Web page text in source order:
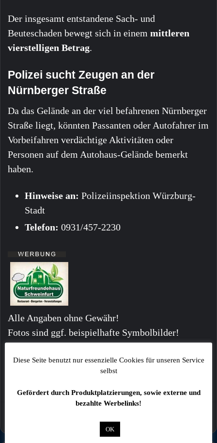
Der insgesamt entstandene Sach- und
Beuteschaden bewegt sich in einem mittleren
vierstelligen Betrag.
Polizei sucht Zeugen an der
Nürnberger Straße
Da das Gelände an der viel befahrenen Nürnberger
Straße liegt, könnten Passanten oder Autofahrer im
Vorbeifahren verdächtige Aktivitäten oder
Personen auf dem Autohaus-Gelände bemerkt
haben.
Hinweise an: Polizeiinspektion Würzburg-
Stadt
Telefon: 0931/457-2230
Alle Angaben ohne Gewähr!
Fotos sind ggf. beispielhafte Symbolbilder!
Meinung der Redaktion dar!
Diese Seite benutzt nur essenzielle Cookies für unseren Service
selbst
Gefördert durch Produktplatzierungen, sowie externe und
bezahlte Werbelinks!
OK